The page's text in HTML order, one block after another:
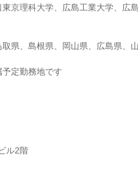
京理科大学、広島工業大学、広
県、島根県、岡山県、広島県、山
定勤務地です
ル2階